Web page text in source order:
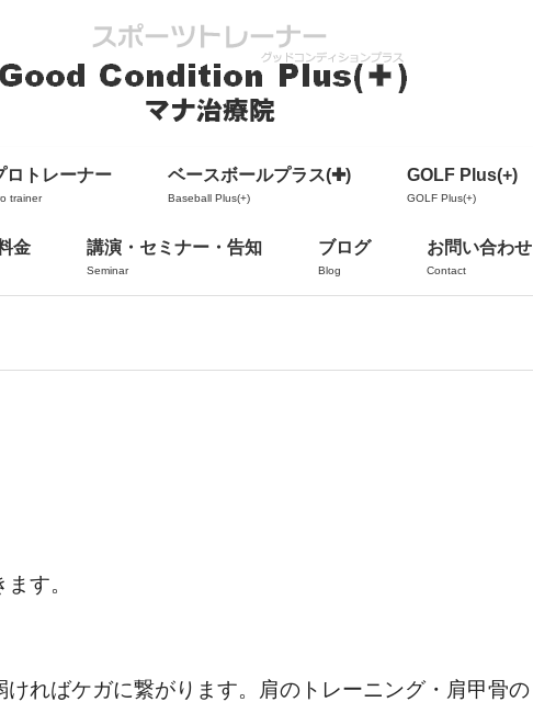
ロトレーナー
trainer
ベースボールプラス(✚)
Baseball Plus(+)
GOLF Plus(+)
GOLF Plus(+)
金 講演・セミナー・告知
Seminar
ブログ
Blog
お問い合わせ
Contact
す。
ればケガに繋がります。肩のトレーニング・肩甲骨の